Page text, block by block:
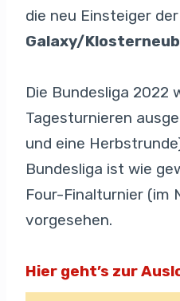
die neu Einsteiger
Galaxy/
Die Bundesliga 2022
Tagesturnieren
und eine
Bundesliga ist wie
Four-Finalturnier (im
vorgesehen.
Hier geht’s zur